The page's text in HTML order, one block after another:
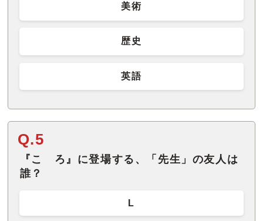
美術
歴史
英語
Q.5
『こゝろ』に登場する、「先生」の友人は
誰？
L